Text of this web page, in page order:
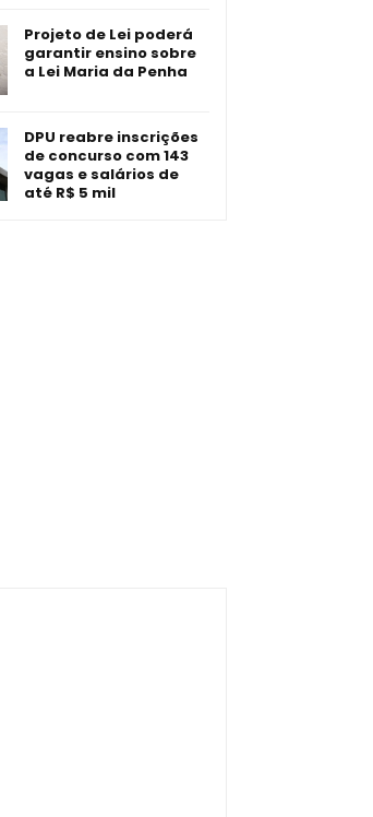
Projeto de Lei poderá
garantir ensino sobre
a Lei Maria da Penha
DPU reabre inscrições
de concurso com 143
vagas e salários de
até R$ 5 mil